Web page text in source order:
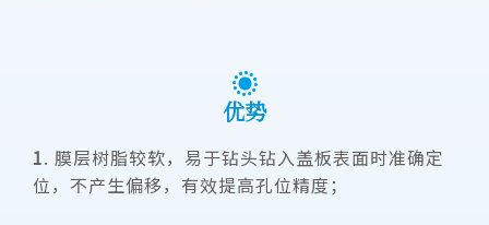
优势
1. 膜层树脂较软，易于钻头钻入盖板表面时准确定
位，不产生偏移，有效提高孔位精度；